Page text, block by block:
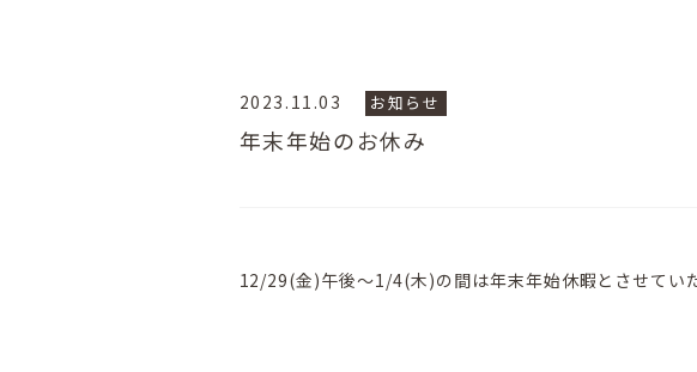
2023.11.03 お知らせ
年末年始のお休み
12/29(金)午後〜1/4(木)の間は年末年始休暇とさせてい